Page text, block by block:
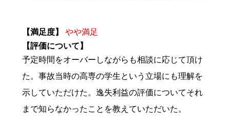
【満足度】
やや満足
【評価について】
予定時間をオーバーしながらも相談に応じて頂け
た。事故当時の高専の学生という立場にも理解を
示していただけた。逸失利益の評価についてそれ
まで知らなかったことを教えていただいた。